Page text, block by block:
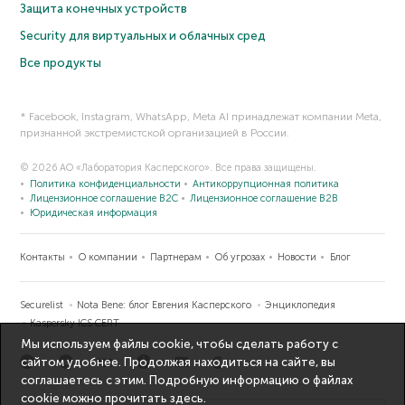
Защита конечных устройств
Security для виртуальных и облачных сред
Все продукты
* Facebook, Instagram, WhatsApp, Meta AI принадлежат компании Meta,
признанной экстремистской организацией в России.
© 2026 АО «Лаборатория Касперского». Все права защищены.
Политика конфиденциальности
Антикоррупционная политика
Лицензионное соглашение B2C
Лицензионное соглашение B2B
Юридическая информация
Контакты О компании Партнерам Об угрозах Новости Блог
Securelist Nota Bene: блог Евгения Касперского
Энциклопедия
Kaspersky ICS CERT
Мы используем файлы cookie, чтобы сделать работу с
сайтом удобнее. Продолжая находиться на сайте, вы
соглашаетесь с этим. Подробную информацию о файлах
cookie можно прочитатьздесь.